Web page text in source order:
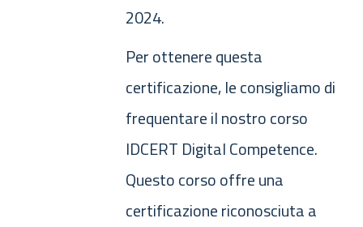
2024.
Per ottenere questa
certificazione, le consigliamo di
frequentare il nostro corso
IDCERT Digital Competence.
Questo corso offre una
certificazione riconosciuta a